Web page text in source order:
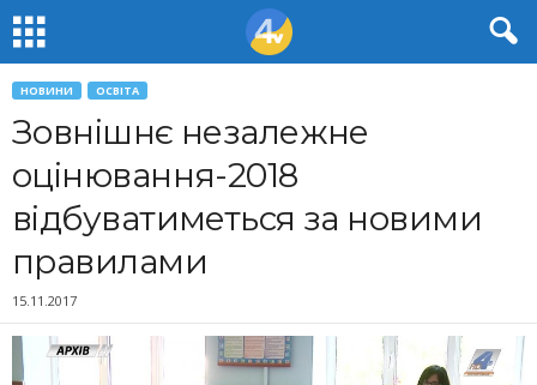
НОВИНИ ОСВІТА
Зовнішнє незалежне
оцінювання-2018
відбуватиметься за новими
правилами
15.11.2017